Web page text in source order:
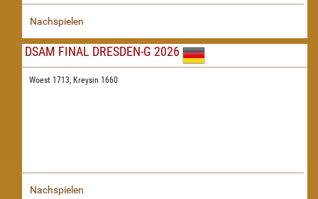
Nachspielen
DSAM FINAL DRESDEN-G 2026
Woest 1713, Kreysin 1660
Nachspielen